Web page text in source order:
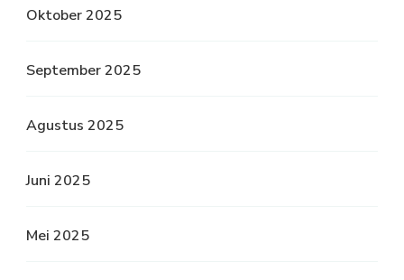
Oktober 2025
September 2025
Agustus 2025
Juni 2025
Mei 2025